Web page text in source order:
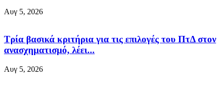
Αυγ 5, 2026
Τρία βασικά κριτήρια για τις επιλογές του ΠτΔ στον
ανασχηματισμό, λέει...
Αυγ 5, 2026